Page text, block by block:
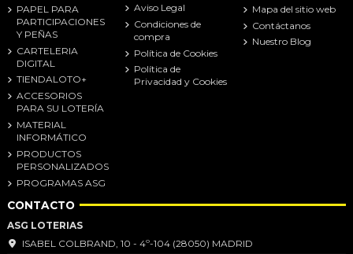
PAPEL PARA
PARTICIPACIONES
Y PEÑAS
CARTELERIA
DIGITAL
TIENDALOTO+
ACCESORIOS
PARA SU LOTERÍA
MATERIAL
INFORMÁTICO
PRODUCTOS
PERSONALIZADOS
PROGRAMAS ASG
Aviso Legal
Condiciones de
compra
Política de Cookies
Política de
Privacidad y Cookies
Mapa del sitio web
Contáctanos
Nuestro Blog
CONTACTO
ASG LOTERIAS
ISABEL COLBRAND, 10 - 4º-104 (28050) MADRID